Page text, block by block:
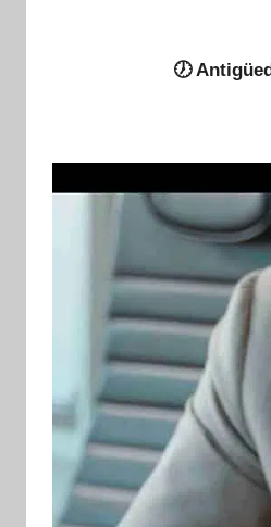
🕖